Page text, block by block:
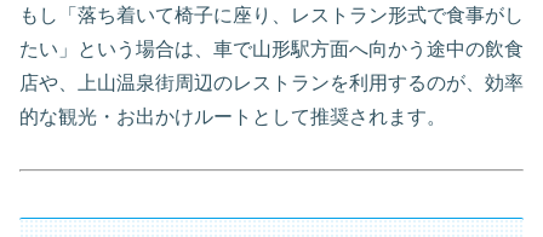
もし「落ち着いて椅子に座り、レストラン形式で食事がし
たい」という場合は、車で山形駅方面へ向かう途中の飲食
店や、上山温泉街周辺のレストランを利用するのが、効率
的な観光・お出かけルートとして推奨されます。